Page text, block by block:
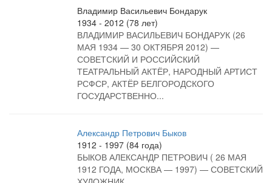
Владимир Васильевич Бондарук
1934 - 2012 (78 лет)
ВЛАДИМИР ВАСИЛЬЕВИЧ БОНДАРУК (26
МАЯ 1934 — 30 ОКТЯБРЯ 2012) —
СОВЕТСКИЙ И РОССИЙСКИЙ
ТЕАТРАЛЬНЫЙ АКТЁР, НАРОДНЫЙ АРТИСТ
РСФСР, АКТЁР БЕЛГОРОДСКОГО
ГОСУДАРСТВЕННО...
Александр Петрович Быков
1912 - 1997 (84 года)
БЫКОВ АЛЕКСАНДР ПЕТРОВИЧ ( 26 МАЯ
1912 ГОДА, МОСКВА — 1997) — СОВЕТСКИЙ